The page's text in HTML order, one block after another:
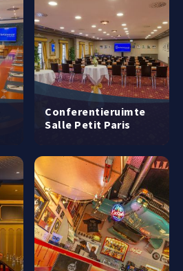
Conferentieruimte
Salle Petit Paris